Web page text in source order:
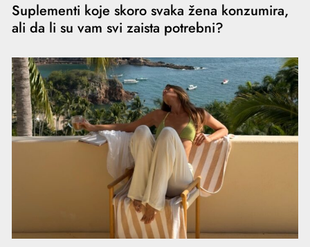
Suplementi koje skoro svaka žena konzumira,
ali da li su vam svi zaista potrebni?